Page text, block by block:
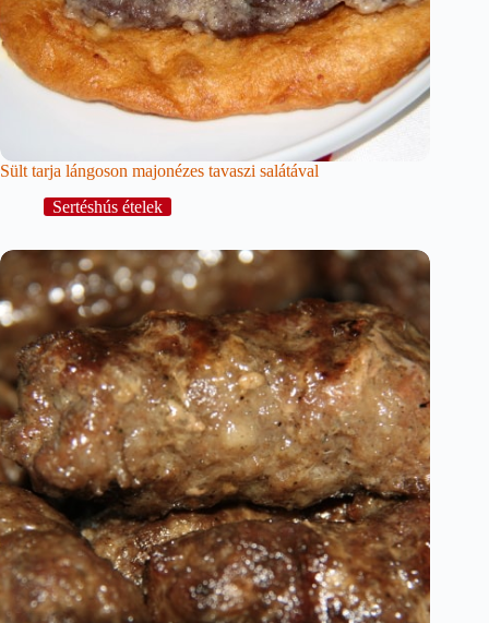
Sült tarja lángoson majonézes tavaszi salátával
Sertéshús ételek